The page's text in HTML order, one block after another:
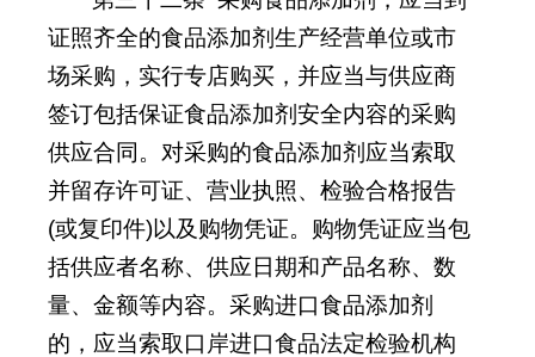
证照齐全的食品添加剂生产经营单位或市
场采购，实行专店购买，并应当与供应商
签订包括保证食品添加剂安全内容的采购
供应合同。对采购的食品添加剂应当索取
并留存许可证、营业执照、检验合格报告
(或复印件)以及购物凭证。购物凭证应当包
括供应者名称、供应日期和产品名称、数
量、金额等内容。采购进口食品添加剂
的，应当索取口岸进口食品法定检验机构